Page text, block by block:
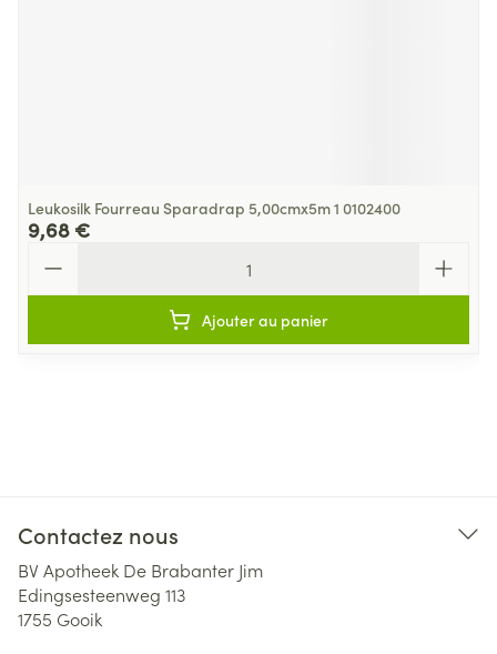
Leukosilk Fourreau Sparadrap 5,00cmx5m 1 0102400
9,68 €
Ajouter au panier
Contactez nous
BV Apotheek De Brabanter Jim
Edingsesteenweg 113
1755 Gooik